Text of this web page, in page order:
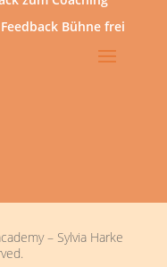
Feedback Bühne frei
– Sylvia Harke